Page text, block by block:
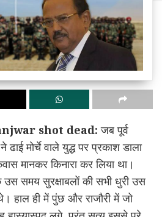
shot dead: जब पूर्व
मोर्चे वाले युद्ध पर प्रकाश डाला
मानकर किनारा कर लिया था।
उस समय सुरक्षाबलों की सभी धुरी उस
हाल ही में पुंछ और राजौरी में जो